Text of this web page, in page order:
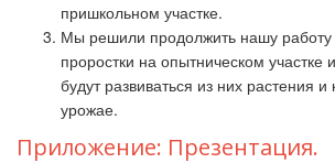
пришкольном участке.
Мы решили продолжить нашу
проростки на опытническом участке
будут развиваться из них растения и
урожае.
Приложение: Презентация.